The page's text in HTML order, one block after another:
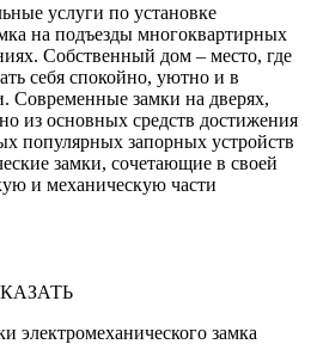
услуги по установке
на подъезды многоквартирных
Собственный дом – место, где
себя спокойно, уютно и в
Современные замки на дверях,
из основных средств достижения
популярных запорных устройств
замки, сочетающие в своей
и механическую части
электромеханического замка